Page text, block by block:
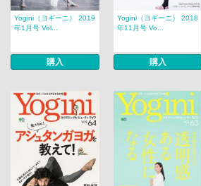
Yogini（ヨギーニ） 2019
年1月号 Vol...
購入
Yogini（ヨギーニ） 2018
年11月号 Vo...
購入